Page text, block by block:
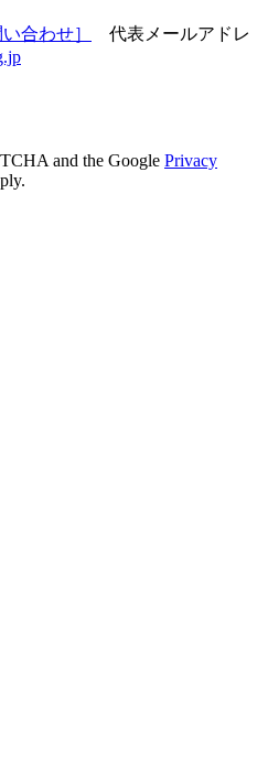
い合わせ］
代表メールアドレ
and the Google Privacy